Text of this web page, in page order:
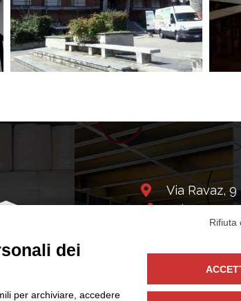
Via Ravaz,
Tel:+39 389
Social Network:
Rifiuta
dei
per archiviare, accedere